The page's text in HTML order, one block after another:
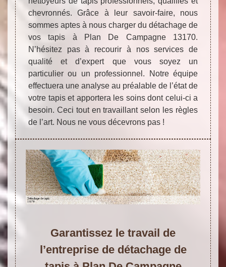
chevronnés. Grâce à leur savoir-faire, nous
sommes aptes à nous charger du détachage de
vos tapis à Plan De Campagne 13170.
N’hésitez pas à recourir à nos services de
qualité et d’expert que vous soyez un
particulier ou un professionnel. Notre équipe
effectuera une analyse au préalable de l’état de
votre tapis et apportera les soins dont celui-ci a
besoin. Ceci tout en travaillant selon les règles
de l’art. Nous ne vous décevrons pas !
Garantissez le travail de
l’entreprise de détachage de